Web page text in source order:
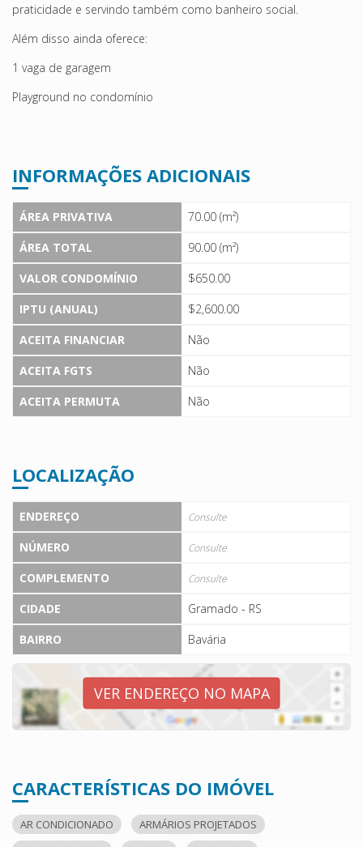
praticidade e servindo também como banheiro social.
Além disso ainda oferece:
1 vaga de garagem
Playground no condomínio
INFORMAÇÕES ADICIONAIS
ÁREA PRIVATIVA
70.00 (m²)
ÁREA TOTAL
90.00 (m²)
VALOR CONDOMÍNIO
$650.00
IPTU (ANUAL)
$2,600.00
ACEITA FINANCIAR
Não
ACEITA FGTS
Não
ACEITA PERMUTA
Não
LOCALIZAÇÃO
ENDEREÇO Consulte
NÚMERO Consulte
COMPLEMENTO Consulte
CIDADE
Gramado - RS
BAIRRO
Bavária
VER ENDEREÇO NO MAPA
CARACTERÍSTICAS DO IMÓVEL
AR CONDICIONADO
ARMÁRIOS PROJETADOS